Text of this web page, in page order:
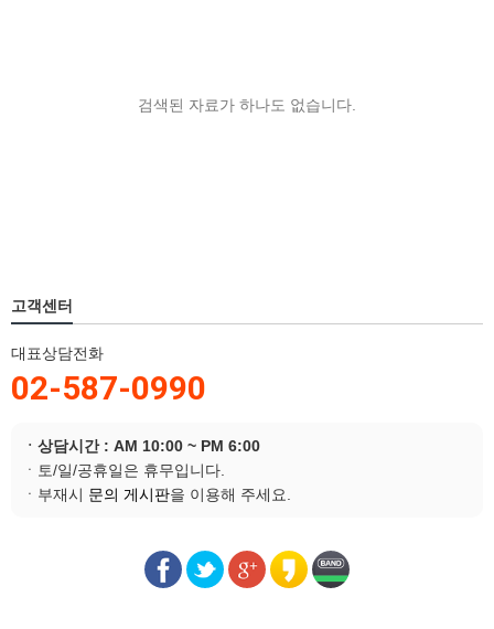
검색된 자료가 하나도 없습니다.
고객센터
대표상담전화
02-587-0990
ㆍ상담시간 : AM 10:00 ~ PM 6:00
ㆍ토/일/공휴일은 휴무입니다.
ㆍ부재시 문의 게시판을 이용해 주세요.